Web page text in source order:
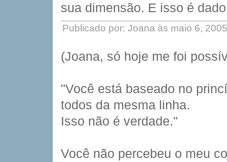
sua dimensão. E isso é
Publicado por: Joana às maio 6,
(Joana, só hoje me foi
"Você está baseado no
todos da mesma linha.
Isso não é verdade."
Você não percebeu o meu